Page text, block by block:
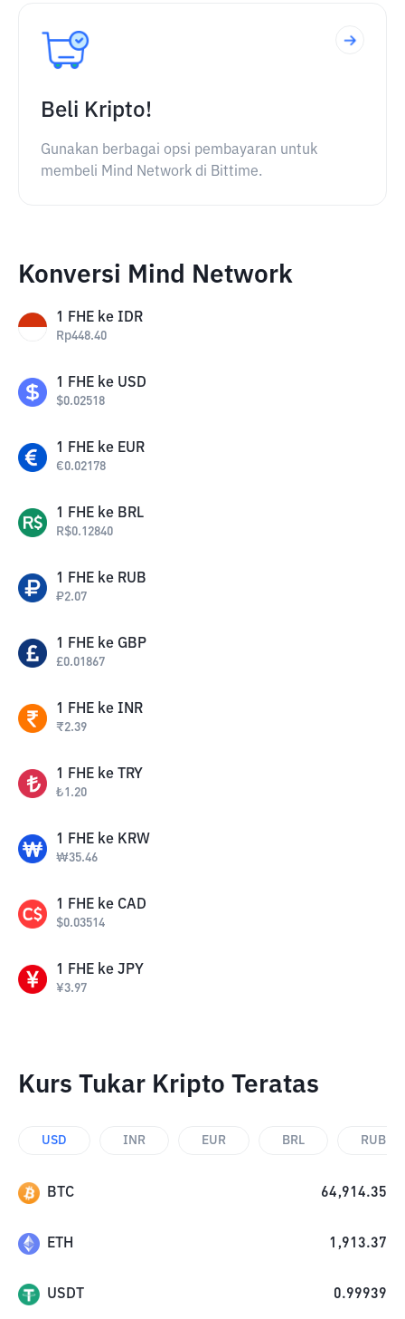
Beli Kripto!
Gunakan berbagai opsi pembayaran untuk
membeli Mind Network di Bittime.
Konversi Mind Network
1 FHE ke IDR
Rp448.40
1 FHE ke USD
$0.02518
1 FHE ke EUR
€0.02178
1 FHE ke BRL
R$0.12840
1 FHE ke RUB
₽2.07
1 FHE ke GBP
£0.01867
1 FHE ke INR
₹2.39
1 FHE ke TRY
₺1.20
1 FHE ke KRW
₩35.46
1 FHE ke CAD
$0.03514
1 FHE ke JPY
¥3.97
Kurs Tukar Kripto Teratas
USD INR EUR BRL RUB
BTC 64,914.35
ETH 1,913.37
USDT 0.99939